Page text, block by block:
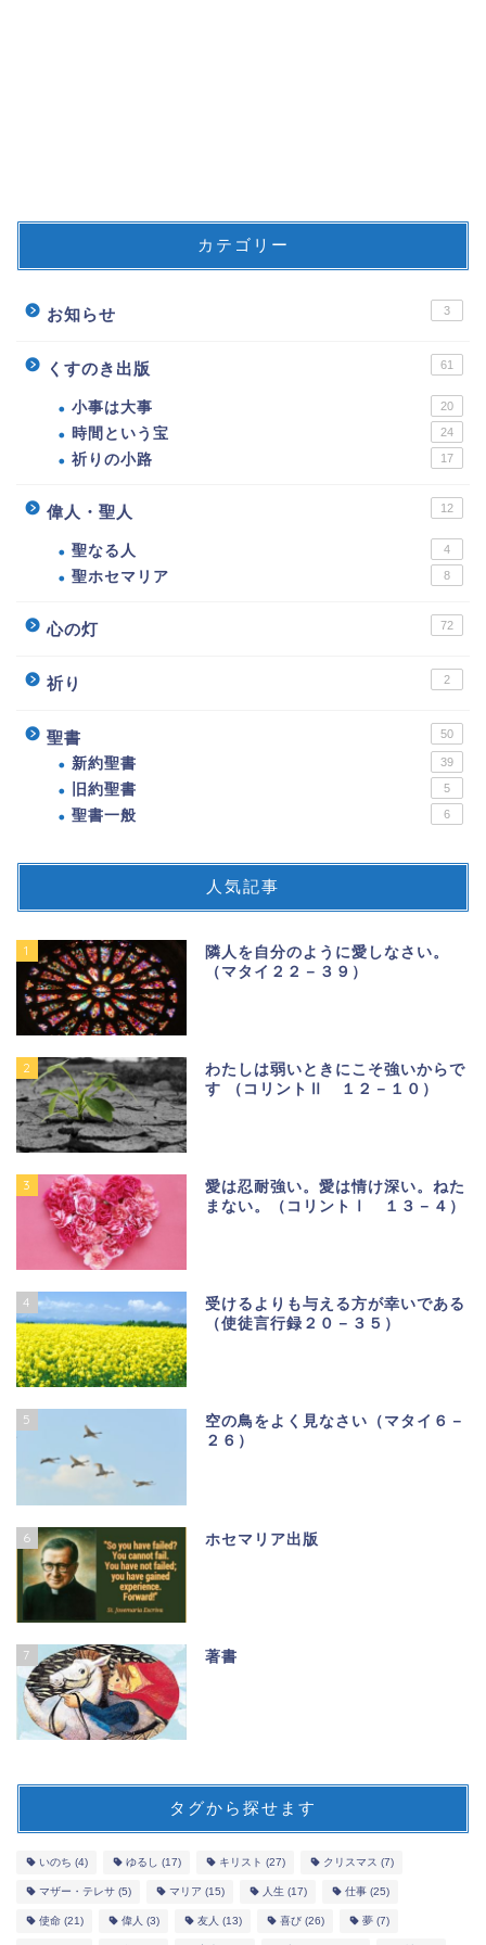
カテゴリー
お知らせ 3
くすのき出版 61
小事は大事 20
時間という宝 24
祈りの小路 17
偉人・聖人 12
聖なる人 4
聖ホセマリア 8
心の灯 72
祈り 2
聖書 50
新約聖書 39
旧約聖書 5
聖書一般 6
人気記事
1
隣人を自分のように愛しなさい。
（マタイ２２－３９）
2
わたしは弱いときにこそ強いからで
す （コリントⅡ １２－１０）
3
愛は忍耐強い。愛は情け深い。ねた
まない。（コリントⅠ １３－４）
4
受けるよりも与える方が幸いである
（使徒言行録２０－３５）
5
空の鳥をよく見なさい（マタイ６－
２６）
6 ホセマリア出版
7 著書
タグから探せます
いのち (4) ゆるし (17) キリスト (27) クリスマス (7)
マザー・テレサ (5) マリア (15) 人生 (17) 仕事 (25)
使命 (21) 偉人 (3) 友人 (13) 喜び (26) 夢 (7)